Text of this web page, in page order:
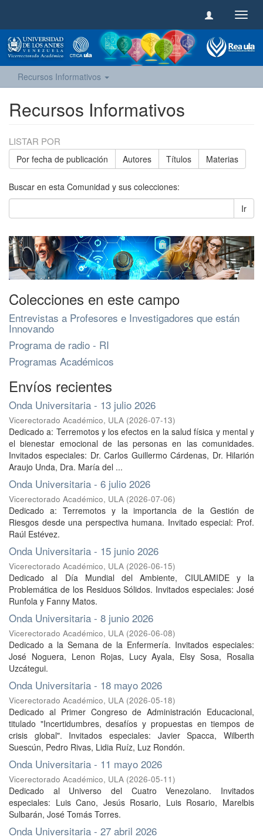
Recursos Informativos
Recursos Informativos
LISTAR POR
Por fecha de publicación Autores Títulos Materias
Buscar en esta Comunidad y sus colecciones:
Ir
Colecciones en este campo
Entrevistas a Profesores e Investigadores que están
Innovando
Programa de radio - RI
Programas Académicos
Envíos recientes
Onda Universitaria - 13 julio 2026
Vicerectorado Académico, ULA (2026-07-13)
Dedicado a: Terremotos y los efectos en la salud física y mental y
el bienestar emocional de las personas en las comunidades.
Invitados especiales: Dr. Carlos Guillermo Cárdenas, Dr. Hilarión
Araujo Unda, Dra. María del ...
Onda Universitaria - 6 julio 2026
Vicerectorado Académico, ULA (2026-07-06)
Dedicado a: Terremotos y la importancia de la Gestión de
Riesgos desde una perspectiva humana. Invitado especial: Prof.
Raúl Estévez.
Onda Universitaria - 15 junio 2026
Vicerectorado Académico, ULA (2026-06-15)
Dedicado al Día Mundial del Ambiente, CIULAMIDE y la
Problemática de los Residuos Sólidos. Invitados especiales: José
Runfola y Fanny Matos.
Onda Universitaria - 8 junio 2026
Vicerectorado Académico, ULA (2026-06-08)
Dedicado a la Semana de la Enfermería. Invitados especiales:
José Noguera, Lenon Rojas, Lucy Ayala, Elsy Sosa, Rosalia
Uzcátegui.
Onda Universitaria - 18 mayo 2026
Vicerectorado Académico, ULA (2026-05-18)
Dedicado al Primer Congreso de Administración Educacional,
titulado "Incertidumbres, desafíos y propuestas en tiempos de
crisis global". Invitados especiales: Javier Spacca, Wilberth
Suescún, Pedro Rivas, Lidia Ruíz, Luz Rondón.
Onda Universitaria - 11 mayo 2026
Vicerectorado Académico, ULA (2026-05-11)
Dedicado al Universo del Cuatro Venezolano. Invitados
especiales: Luis Cano, Jesús Rosario, Luis Rosario, Marelbis
Sulbarán, José Tomás Torres.
Onda Universitaria - 27 abril 2026